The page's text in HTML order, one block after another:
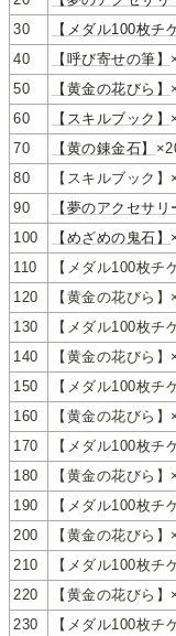
30
【メダル100枚チ
40
【呼び寄せの筆】
50
【黄金の花びら】
60
【スキルブック】
70
【黄の錬金石】
80
【スキルブック】
90
【夢のアクセサリ
100
【めざめの鬼石】
110
【メダル100枚チ
120
【黄金の花びら】
130
【メダル100枚チ
140
【黄金の花びら】
150
【メダル100枚チ
160
【黄金の花びら】
170
【メダル100枚チ
180
【黄金の花びら】
190
【メダル100枚チ
200
【黄金の花びら】
210
【メダル100枚チ
220
【黄金の花びら】
230
【メダル100枚チ